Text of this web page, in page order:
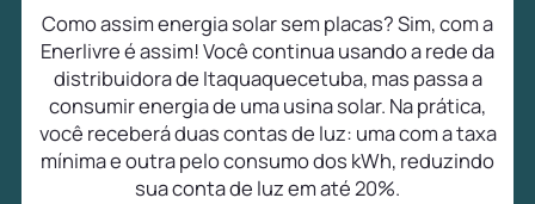
Como assim energia solar sem placas? Sim, com a
Enerlivre é assim! Você continua usando a rede da
distribuidora de Itaquaquecetuba, mas passa a
consumir energia de uma usina solar. Na prática,
você receberá duas contas de luz: uma com a taxa
mínima e outra pelo consumo dos kWh, reduzindo
sua conta de luz em até 20%.